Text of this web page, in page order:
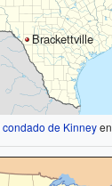
Brackettville
condado de Kinneyen